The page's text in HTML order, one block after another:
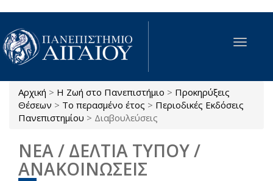
Παράκαμψη προς το κυρίως περιεχόμενο
Toggle
Είστε εδώ
Αρχική > Η Ζωή στο Πανεπιστήμιο > Προκηρύξεις
Θέσεων > Το περασμένο έτος > Περιοδικές Εκδόσεις
Πανεπιστημίου > Διαβουλεύσεις
ΝΕΑ / ΔΕΛΤΙΑ ΤΥΠΟΥ /
ΑΝΑΚΟΙΝΩΣΕΙΣ